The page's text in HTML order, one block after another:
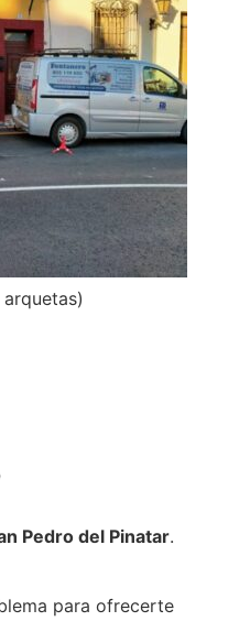
Pedro del Pinatar.
para ofrecerte